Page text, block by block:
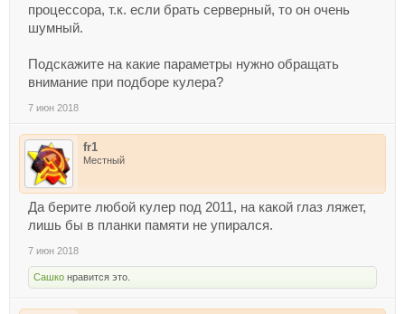
процессора, т.к. если брать серверный, то он очень
шумный.
Подскажите на какие параметры нужно обращать
внимание при подборе кулера?
7 июн 2018
fr1
Местный
Да берите любой кулер под 2011, на какой глаз ляжет,
лишь бы в планки памяти не упирался.
7 июн 2018
Сашко нравится это.